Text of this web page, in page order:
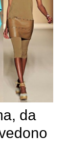
da